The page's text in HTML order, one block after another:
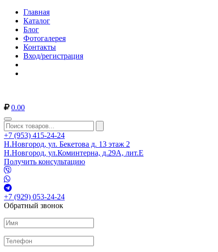
Главная
Каталог
Блог
Фотогалерея
Контакты
Вход/регистрация
0.00
+7 (953) 415-24-24
Н.Новгород, ул. Бекетова д. 13 этаж 2
Н.Новгород, ул.Коминтерна, д.29А, лит.Е
Получить консультацию
+7 (929) 053-24-24
Обратный звонок